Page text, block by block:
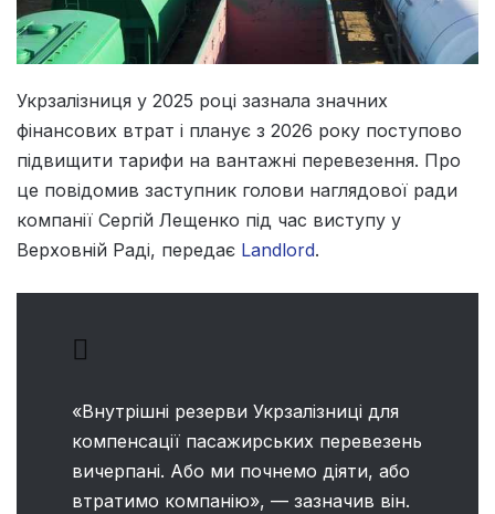
Укрзалізниця у 2025 році зазнала значних
фінансових втрат і планує з 2026 року поступово
підвищити тарифи на вантажні перевезення. Про
це повідомив заступник голови наглядової ради
компанії Сергій Лещенко під час виступу у
Верховній Раді, передає Landlord.
«Внутрішні резерви Укрзалізниці для
компенсації пасажирських перевезень
вичерпані. Або ми почнемо діяти, або
втратимо компанію», — зазначив він.